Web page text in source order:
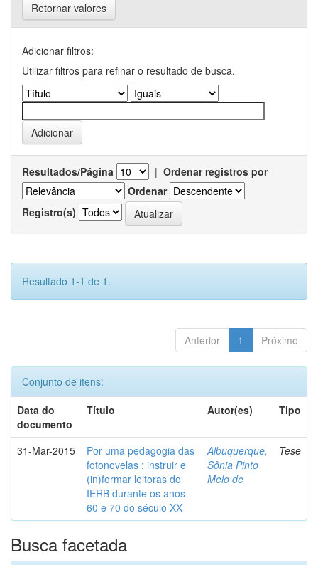
Retornar valores
Adicionar filtros:
Utilizar filtros para refinar o resultado de busca.
Resultados/Página | Ordenar registros por
Ordenar
Registro(s)
Resultado 1-1 de 1.
Anterior 1 Próximo
Conjunto de itens:
Data do
documento
Título Autor(es) Tipo
31-Mar-2015
Por uma pedagogia das
fotonovelas : instruir e
(in)formar leitoras do
IERB durante os anos
60 e 70 do século XX
Albuquerque,
Sônia Pinto
Melo de
Tese
Busca facetada